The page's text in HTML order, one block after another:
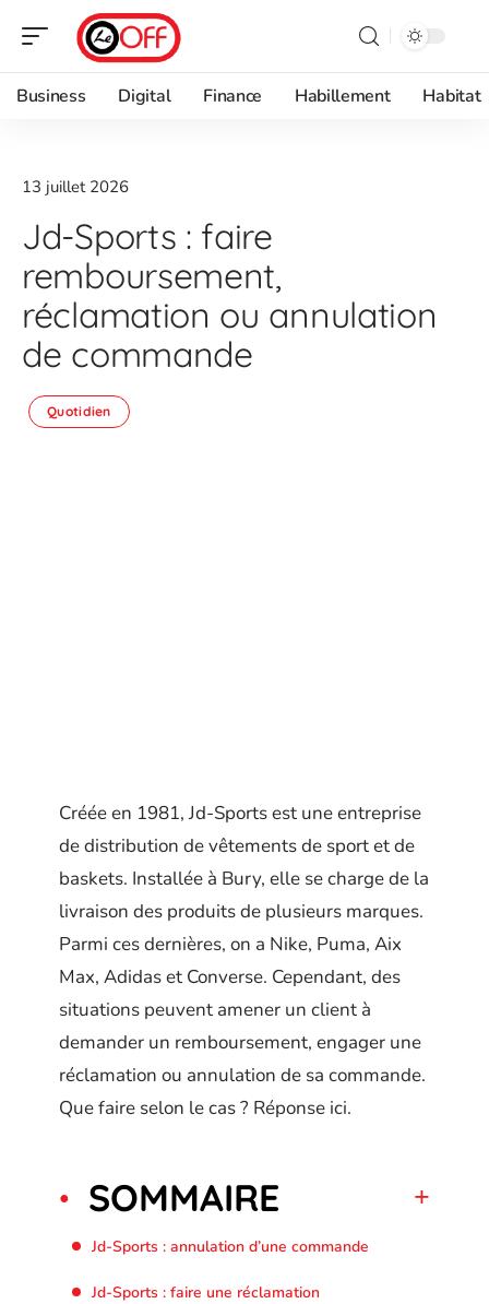
Business Digital Finance Habillement Habitat
13 juillet 2026
Jd-Sports : faire
remboursement,
réclamation ou annulation
de commande
Quotidien
Créée en 1981, Jd-Sports est une entreprise
de distribution de vêtements de sport et de
baskets. Installée à Bury, elle se charge de la
livraison des produits de plusieurs marques.
Parmi ces dernières, on a Nike, Puma, Aix
Max, Adidas et Converse. Cependant, des
situations peuvent amener un client à
demander un remboursement, engager une
réclamation ou annulation de sa commande.
Que faire selon le cas ? Réponse ici.
SOMMAIRE
Jd-Sports : annulation d’une commande
Jd-Sports : faire une réclamation